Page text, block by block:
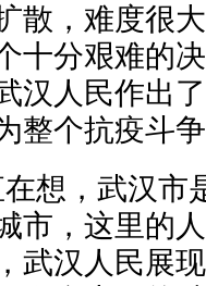
散，难度很
十分艰难的
汉人民作出
整个抗疫斗
，武汉市
市，这里的
武汉人民展